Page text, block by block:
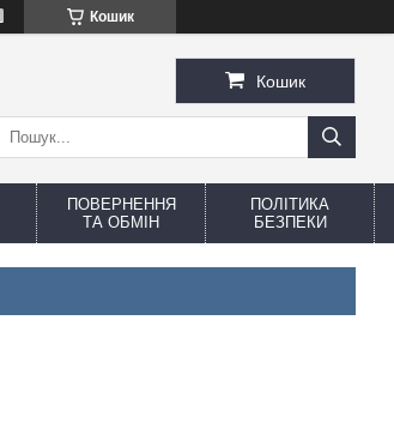
Кошик
Кошик
ПОВЕРНЕННЯ
ТА ОБМІН
ПОЛІТИКА
БЕЗПЕКИ